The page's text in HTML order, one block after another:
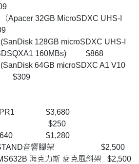
Apacer 32GB MicroSDXC UHS-I
128GB microSDXC UHS-I
SDSQXA1 160MBs) $868
64GB microSDXC A1 V10
$309
VPR1 $3,680
$250
R640 $1,280
STAND音響腳架 $2,500
海克力斯 麥克風斜架 $2,500